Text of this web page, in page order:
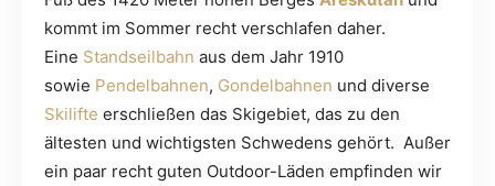
kommt im Sommer recht verschlafen daher.
Eine Standseilbahn aus dem Jahr 1910
sowie Pendelbahnen, Gondelbahnen und diverse
Skilifte erschließen das Skigebiet, das zu den
ältesten und wichtigsten Schwedens gehört. Außer
ein paar recht guten Outdoor-Läden empfinden wir